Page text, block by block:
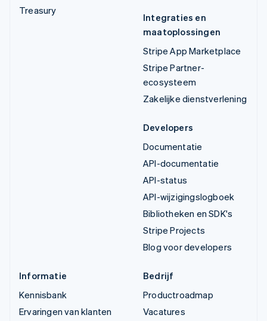
Treasury
Integraties en
maatoplossingen
Stripe App Marketplace
Stripe Partner-
ecosysteem
Zakelijke dienstverlening
Developers
Documentatie
API-documentatie
API-status
API-wijzigingslogboek
Bibliotheken en SDK's
Stripe Projects
Blog voor developers
Informatie
Kennisbank
Ervaringen van klanten
Bedrijf
Productroadmap
Vacatures